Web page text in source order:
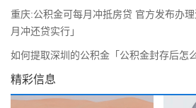
重庆:公积金可每月冲抵房贷 官方发布办
月冲还贷实行」
如何提取深圳的公积金「公积金封存后怎
精彩信息